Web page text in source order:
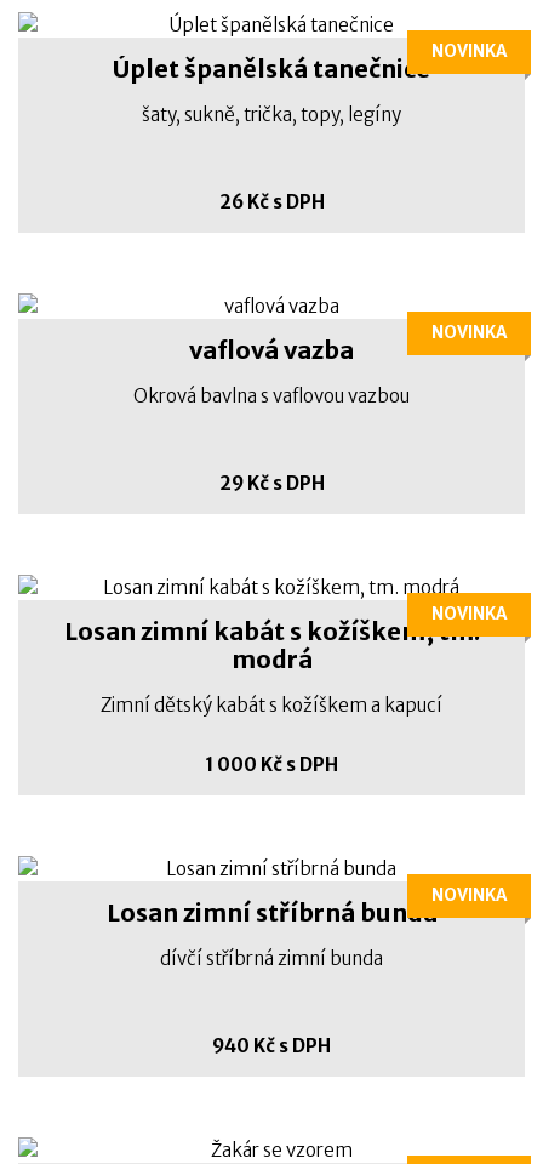
Úplet španělská tanečnice
šaty, sukně, trička, topy, legíny
26 Kč s DPH
NOVINKA
vaflová vazba
Okrová bavlna s vaflovou vazbou
29 Kč s DPH
NOVINKA
Losan zimní kabát s kožíškem, tm.
modrá
Zimní dětský kabát s kožíškem a kapucí
1 000 Kč s DPH
NOVINKA
Losan zimní stříbrná bunda
dívčí stříbrná zimní bunda
940 Kč s DPH
NOVINKA